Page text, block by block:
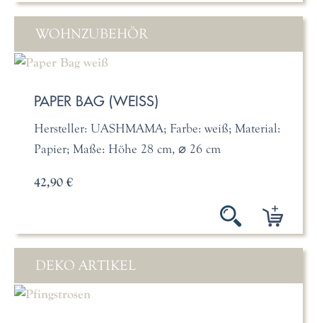
WOHNZUBEHÖR
PAPER BAG (WEISS)
Hersteller: UASHMAMA; Farbe: weiß; Material:
Papier; Maße: Höhe 28 cm, ⌀ 26 cm
42,90 €
DEKO ARTIKEL